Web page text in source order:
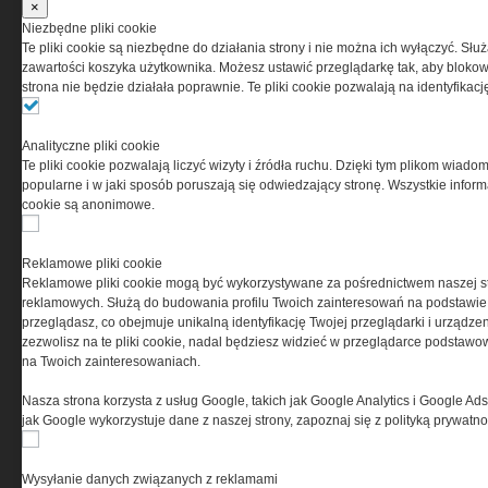
przez Grupa MEDIUM Spółka z ograniczoną
odpowiedzialnością Spółka komandytowa, nr KRS:
0000537655, NIP 1132860378, REGON 146393437
(zwana dalej Grupa MEDIUM) w postaci Regulaminu.
Ta witryna wykorzystuje pliki cookies do przechowywania
informacji na Twoim komputerze. Pliki cookies stosujemy
w celu świadczenia usług na najwyższym poziomie,
w tym w sposób dostosowany do indywidualnych potrzeb.
cookies oznacza, że będą one zamieszczane w Twoim
urządzeniu końcowym. W każdym momencie możesz
dokonać zmiany ustawień przeglądarki dotyczących
serwisu prosimy o zapoznanie się z naszą
×
Niezbędne pliki cookie
Te pliki cookie są niezbędne do działania strony i nie można ich wyłączyć.
zawartości koszyka użytkownika. Możesz ustawić przeglądarkę tak, aby
strona nie będzie działała poprawnie. Te pliki cookie pozwalają na
Analityczne pliki cookie
Te pliki cookie pozwalają liczyć wizyty i źródła ruchu. Dzięki tym plikom
popularne i w jaki sposób poruszają się odwiedzający stronę. Wszystkie
cookie są anonimowe.
Reklamowe pliki cookie
Reklamowe pliki cookie mogą być wykorzystywane za pośrednictwem naszej
reklamowych. Służą do budowania profilu Twoich zainteresowań na
przeglądasz, co obejmuje unikalną identyfikację Twojej przeglądarki i
zezwolisz na te pliki cookie, nadal będziesz widzieć w przeglądarce
na Twoich zainteresowaniach.
Nasza strona korzysta z usług Google, takich jak Google Analytics i Google
jak Google wykorzystuje dane z naszej strony, zapoznaj się z polityką
Wysyłanie danych związanych z reklamami